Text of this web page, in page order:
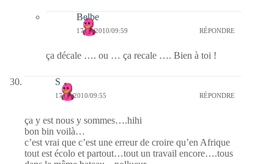
Belbe
17/02/2010/09:59 RÉPONDRE
ça décale …. ou … ça recale …. Bien à toi !
S
17/02/2010/09:55 RÉPONDRE
ça y est nous y sommes….hihi
bon bin voilà…
c’est vrai que c’est une erreur de croire qu’en Afrique
tout est écolo et partout…tout un travail encore….tous